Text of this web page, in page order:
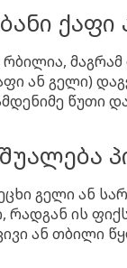
მაგრამ
ან გელი)
წუთი
გელი ან
ის
ან თბილი